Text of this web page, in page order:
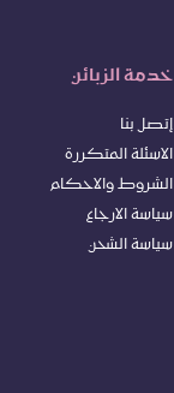
خدمة الزبائن
إتصل بنا
الاسئلة المتكررة
الشروطوالاحكام
سياسة الارجاع
سياسة الشحن